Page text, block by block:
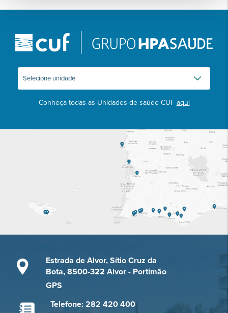
Conheça todas as Unidades de saúde CUF aqui
Estrada de Alvor, Sítio Cruz da
Bota, 8500-322 Alvor - Portimão
GPS
Telefone: 282 420 400